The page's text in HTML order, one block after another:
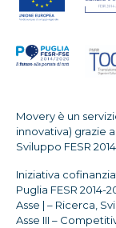
Movery è un
innovativa) grazie
Sviluppo FESR
Iniziativa
Puglia FESR 2014-
Asse | – Ricerca,
Asse III –